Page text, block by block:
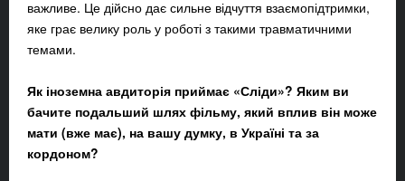
важливе. Це дійсно дає сильне відчуття взаємопідтримки,
яке грає велику роль у роботі з такими травматичними
темами.
Як іноземна авдиторія приймає «Сліди»? Яким ви
бачите подальший шлях фільму, який вплив він може
мати (вже має), на вашу думку, в Україні та за
кордоном?